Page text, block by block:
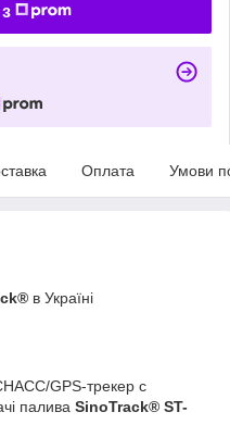
Оплата Умови
в Україні
GPS-трекер c
палива SinoTrack® ST-